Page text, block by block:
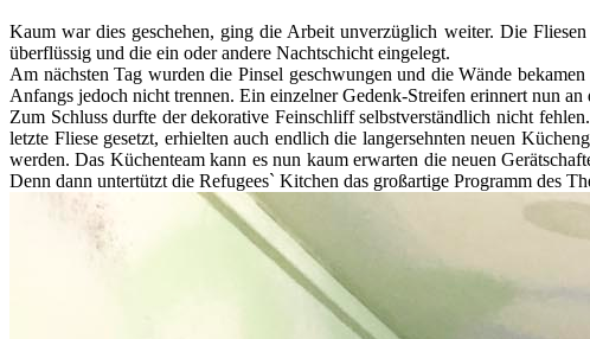
Kaum war dies geschehen, ging die Arbeit unverzüglich weiter. Die
überflüssig und die ein oder andere Nachtschicht eingelegt.
Am nächsten Tag wurden die Pinsel geschwungen und die Wände
Anfangs jedoch nicht trennen. Ein einzelner Gedenk-Streifen erinnert nun an
Zum Schluss durfte der dekorative Feinschliff selbstverständlich nicht
letzte Fliese gesetzt, erhielten auch endlich die langersehnten neuen
werden. Das Küchenteam kann es nun kaum erwarten die neuen
Denn dann untertützt die Refugees` Kitchen das großartige Programm des